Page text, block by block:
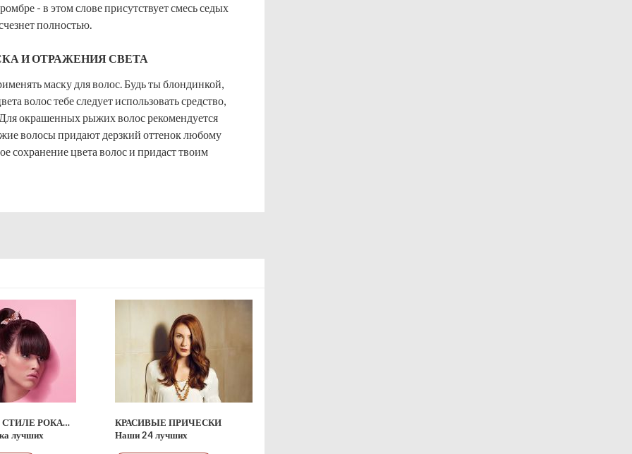
- в этом слове присутствует смесь седых
полностью.
И ОТРАЖЕНИЯ СВЕТА
маску для волос. Будь ты блондинкой,
волос тебе следует использовать средство,
Для окрашенных рыжих волос рекомендуется
волосы придают дерзкий оттенок любому
сохранение цвета волос и придаст твоим
ПРИЧЕСКИ В СТИЛЕ РОКАБИЛЛИ
лучших
КРАСИВЫЕ ПРИЧЕСКИ
Наши 24 лучших